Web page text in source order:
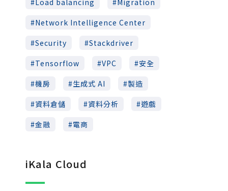
Network Intelligence Center
Security
Stackdriver
Tensorflow
VPC
安全
機房
生成式 AI
製造
資料倉儲
資料分析
遊戲
金融
電商
iKala Cloud